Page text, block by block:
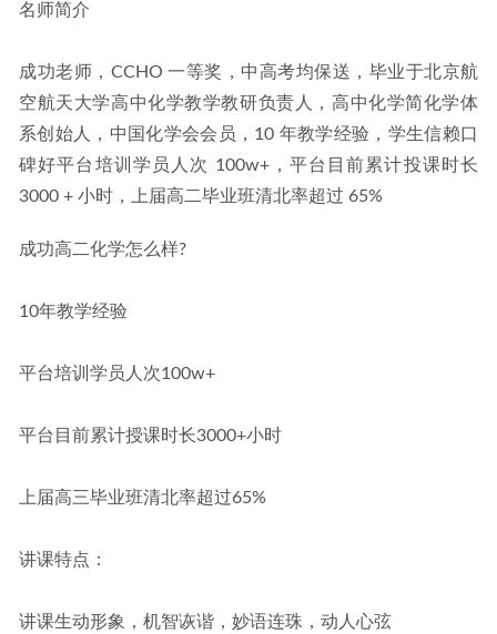
名师简介
成功老师，CCHO 一等奖，中高考均保送，毕业于北京航
空航天大学高中化学教学教研负责人，高中化学简化学体
系创始人，中国化学会会员，10 年教学经验，学生信赖口
碑好平台培训学员人次 100w+，平台目前累计投课时长
3000 + 小时，上届高二毕业班清北率超过 65%
成功高二化学怎么样?
10年教学经验
平台培训学员人次100w+
平台目前累计授课时长3000+小时
上届高三毕业班清北率超过65%
讲课特点：
讲课生动形象，机智诙谐，妙语连珠，动人心弦